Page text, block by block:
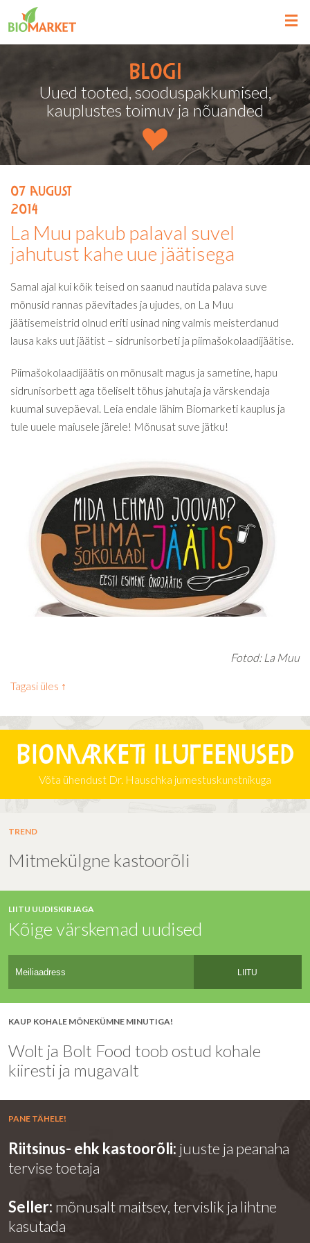
Blogi
Uued tooted, sooduspakkumised,
kauplustes toimuv ja nõuanded
07
august
2014
La Muu pakub palaval suvel
jahutust kahe uue jäätisega
Samal ajal kui kõik teised on saanud nautida palava suve
mõnusid rannas päevitades ja ujudes, on La Muu
jäätisemeistrid olnud eriti usinad ning valmis meisterdanud
lausa kaks uut jäätist – sidrunisorbeti ja piimašokolaadijäätise.
Piimašokolaadijäätis on mõnusalt magus ja sametine, hapu
sidrunisorbett aga tõeliselt tõhus jahutaja ja värskendaja
kuumal suvepäeval. Leia endale lähim Biomarketi kauplus ja
tule uuele maiusele järele! Mõnusat suve jätku!
Fotod: La Muu
Tagasi üles ↑
Biomarketi iluteenused
Võta ühendust Dr. Hauschka jumestuskunstnikuga
TREND
Mitmekülgne kastoorõli
LIITU UUDISKIRJAGA
Kõige värskemad uudised
LIITU
KAUP KOHALE MÕNEKÜMNE MINUTIGA!
Wolt ja Bolt Food toob ostud kohale
kiiresti ja mugavalt
PANE TÄHELE!
Riitsinus- ehk kastoorõli: juuste ja peanaha
tervise toetaja
Seller: mõnusalt maitsev, tervislik ja lihtne
kasutada